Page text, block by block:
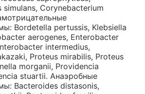
simulans, Corynebacterium
Bordetella pertussis, Klebsiella
aerogenes, Enterobacter
intermedius,
Proteus mirabilis, Proteus
morganii, Providencia
stuartii. Анаэробные
Bacteroides distasonis,